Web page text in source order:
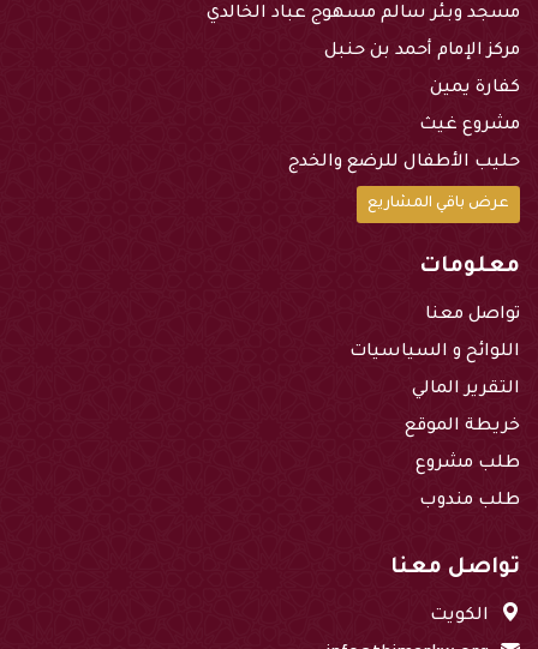
مسجد وبئر سالم مسهوج عباد الخالدي
مركز الإمام أحمد بن حنبل
كفارة يمين
مشروع غيث
حليب الأطفال للرضع والخدج
عرض باقي المشاريع
معلومات
تواصل معنا
اللوائح و السياسيات
التقرير المالي
خريطة الموقع
طلب مشروع
طلب مندوب
تواصل معنا
الكويت